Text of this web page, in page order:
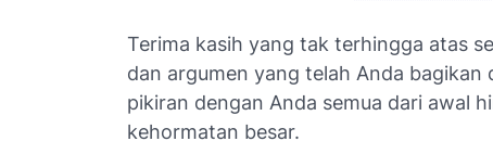
Terima kasih yang tak terhingga atas
dan argumen yang telah Anda
pikiran dengan Anda semua dari awal
kehormatan besar.